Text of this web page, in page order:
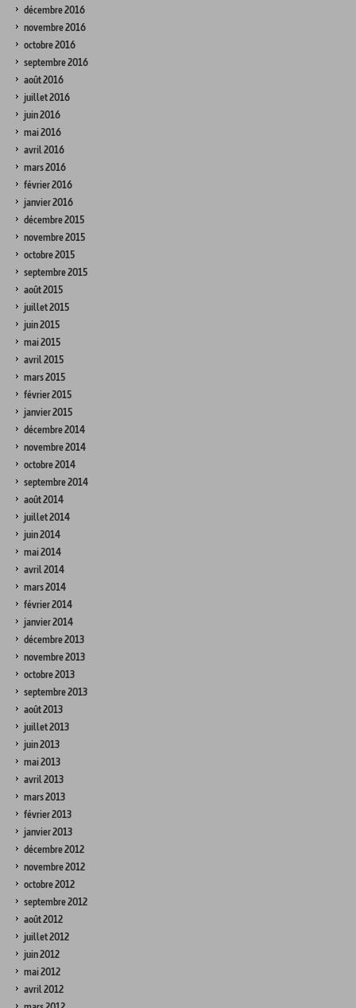
décembre 2016
novembre 2016
octobre 2016
septembre 2016
août 2016
juillet 2016
juin 2016
mai 2016
avril 2016
mars 2016
février 2016
janvier 2016
décembre 2015
novembre 2015
octobre 2015
septembre 2015
août 2015
juillet 2015
juin 2015
mai 2015
avril 2015
mars 2015
février 2015
janvier 2015
décembre 2014
novembre 2014
octobre 2014
septembre 2014
août 2014
juillet 2014
juin 2014
mai 2014
avril 2014
mars 2014
février 2014
janvier 2014
décembre 2013
novembre 2013
octobre 2013
septembre 2013
août 2013
juillet 2013
juin 2013
mai 2013
avril 2013
mars 2013
février 2013
janvier 2013
décembre 2012
novembre 2012
octobre 2012
septembre 2012
août 2012
juillet 2012
juin 2012
mai 2012
avril 2012